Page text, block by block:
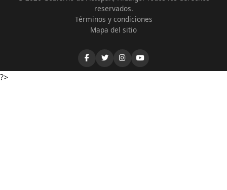
reservados.
Términos y condiciones
Mapa del sitio
?>